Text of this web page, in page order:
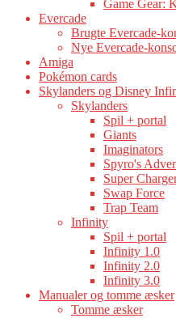
Game Gear:
Evercade
Brugte Evercade-
Nye Evercade-
Amiga
Pokémon cards
Skylanders og Disney
Skylanders
Spil + portal
Giants
Imaginators
Spyro's
Super
Swap Force
Trap Team
Infinity
Spil + portal
Infinity 1.0
Infinity 2.0
Infinity 3.0
Manualer og tomme æsker
Tomme æsker